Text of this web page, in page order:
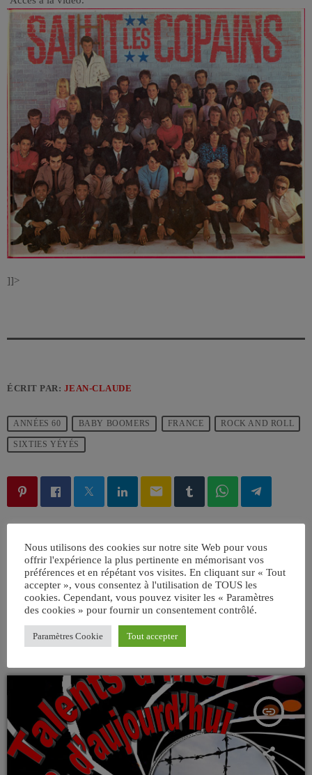
]]>
ÉCRIT PAR: JEAN-CLAUDE
ANNÉES 60 BABY BOOMERS FRANCE ROCK AND ROLL
SIXTIES YÉYÉS
email
ARTICLES SIMILAIRES
insert_link
Nous utilisons des cookies sur notre site Web pour vous
offrir l'expérience la plus pertinente en mémorisant vos
préférences et en répétant vos visites. En cliquant sur « Tout
accepter », vous consentez à l'utilisation de TOUS les
cookies. Cependant, vous pouvez visiter les « Paramètres
des cookies » pour fournir un consentement contrôlé.
Paramètres Cookie Tout accepter